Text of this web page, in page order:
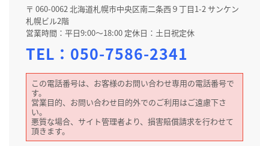
〒 060-0062 北海道札幌市中央区南二条西９丁目1-2 サンケン
札幌ビル2階
営業時間：平日9:00～18:00 定休日：土日祝定休
TEL： 050-7586-2341
この電話番号は、お客様のお問い合わせ専用の電話番号で
す。
営業目的、お問い合わせ目的外でのご利用はご遠慮下さ
い。
悪質な場合、サイト管理者より、損害賠償請求を行わせて
頂きます。